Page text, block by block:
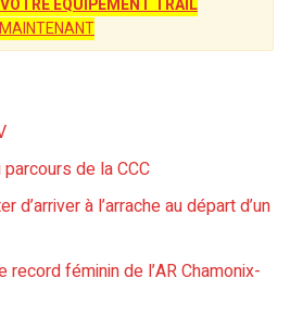
ÉQUIPEMENT TRAIL
MAINTENANT
de la CCC
d’arriver à l’arrache au départ d’un
record féminin de l’AR Chamonix-